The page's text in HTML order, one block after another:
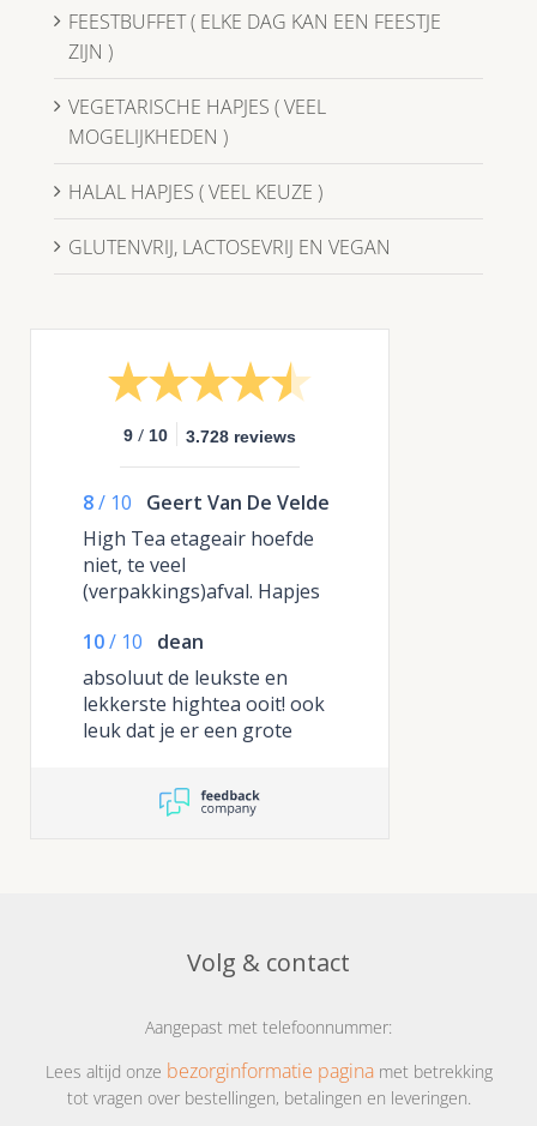
FEESTBUFFET ( ELKE DAG KAN EEN FEESTJE
ZIJN )
VEGETARISCHE HAPJES ( VEEL
MOGELIJKHEDEN )
HALAL HAPJES ( VEEL KEUZE )
GLUTENVRIJ, LACTOSEVRIJ EN VEGAN
9 / 10 3.728 reviews
8/ 10
Geert Van De Velde
High Tea etageair hoefde
niet, te veel
(verpakkings)afval. Hapjes
10/ 10
dean
absoluut de leukste en
lekkerste hightea ooit! ook
leuk dat je er een grote
Volg & contact
Aangepast met telefoonnummer:
Lees altijd onze bezorginformatie paginamet betrekking
tot vragen over bestellingen, betalingen en leveringen.